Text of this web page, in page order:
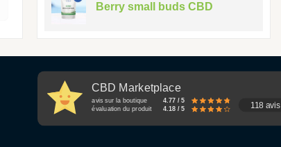
Berry small buds CBD
CBD Marketplace
avis sur la boutique
4.77 / 5
évaluation du produit
4.18 / 5 118 avis